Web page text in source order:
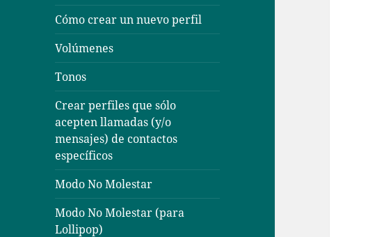
Cómo crear un nuevo perfil
Volúmenes
Tonos
Crear perfiles que sólo
acepten llamadas (y/o
mensajes) de contactos
específicos
Modo No Molestar
Modo No Molestar (para
Lollipop)